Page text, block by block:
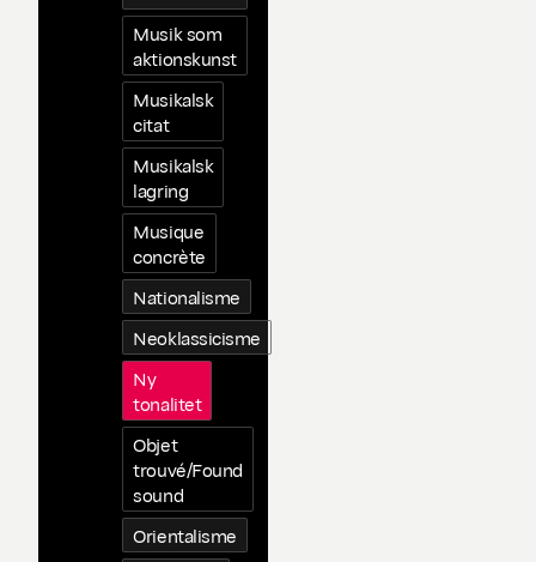
Musik som
aktionskunst
Musikalsk
citat
Musikalsk
lagring
Musique
concrète
Nationalisme
Neoklassicisme
Ny
tonalitet
Objet
trouvé/Found
sound
Orientalisme